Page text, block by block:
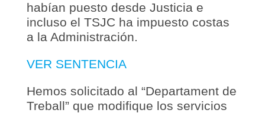
habían puesto desde Justicia e
incluso el TSJC ha impuesto costas
a la Administración.
VER SENTENCIA
Hemos solicitado al “Departament de
Treball” que modifique los servicios